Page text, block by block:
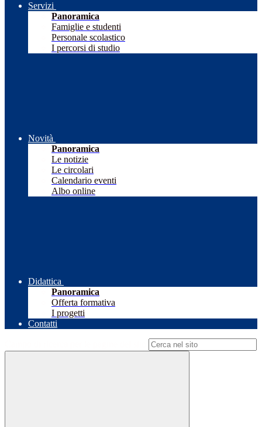
Servizi
Panoramica
Famiglie e studenti
Personale scolastico
I percorsi di studio
Novità
Panoramica
Le notizie
Le circolari
Calendario eventi
Albo online
Didattica
Panoramica
Offerta formativa
I progetti
Contatti